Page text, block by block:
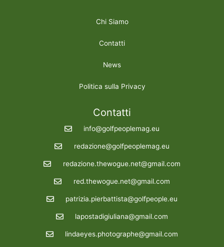
Chi Siamo
Contatti
News
Politica sulla Privacy
Contatti
info@golfpeoplemag.eu
redazione@golfpeoplemag.eu
redazione.thewogue.net@gmail.com
red.thewogue.net@gmail.com
patrizia.pierbattista@golfpeople.eu
lapostadigiuliana@gmail.com
lindaeyes.photographe@gmail.com